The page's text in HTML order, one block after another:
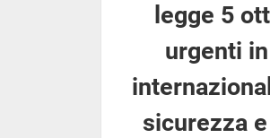
legge 5
urgenti
sicurezza